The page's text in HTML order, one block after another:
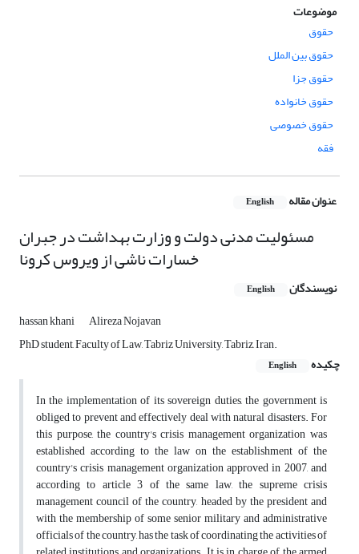
موضوعات
حقوق
حقوق بین الملل
حقوق جزا
حقوق خانواده
حقوق خصوصی
فقه
عنوان مقاله English
مسئولیت مدنی دولت و وزارت بهداشت در جبران
خسارات ناشی از ویروس کرونا
نویسندگان English
hassan khani
Alireza Nojavan
PhD student, Faculty of Law, Tabriz University, Tabriz, Iran.
چکیده
English
In the implementation of its sovereign duties, the government is
obliged to prevent and effectively deal with natural disasters. For
this purpose, the country's crisis management organization was
established according to the law on the establishment of the
country's crisis management organization approved in 2007, and
according to article 3 of the same law, the supreme crisis
management council of the country, headed by the president and
with the membership of some senior military and administrative
officials of the country, has the task of coordinating the activities of